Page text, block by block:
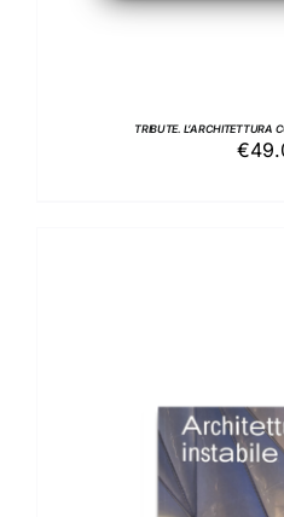
TRIBUTE. L’ARCHITETTURA
€